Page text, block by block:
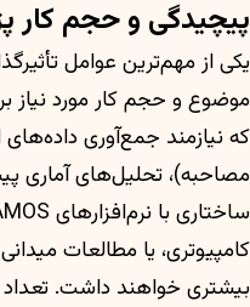
پیچیدگی و حجم کار
یکی از مهم‌ترین عوامل
موضوع و حجم کار مورد نیاز
که نیازمند جمع‌آوری داده‌های
مصاحبه)، تحلیل‌های آماری
کامپیوتری، یا مطالعات
بیشتری خواهند داشت. تعداد